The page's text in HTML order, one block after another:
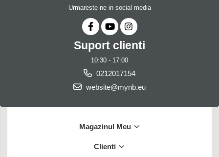
Urmareste-ne in social media
Suport clienti
10:30 - 17:00
0212017154
website@mynb.eu
Magazinul Meu
Clienti